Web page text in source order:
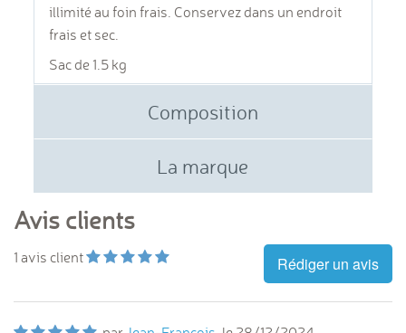
illimité au foin frais. Conservez dans un endroit
frais et sec.
Sac de 1.5 kg
Composition
La marque
Avis clients
1 avis client Rédiger un avis